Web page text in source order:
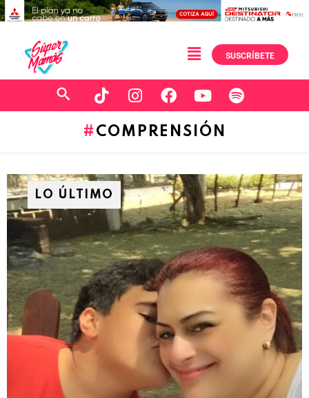
SUSCRÍBETE
COMPRENSIÓN
LO ÚLTIMO